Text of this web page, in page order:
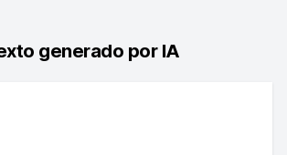
generado por IA